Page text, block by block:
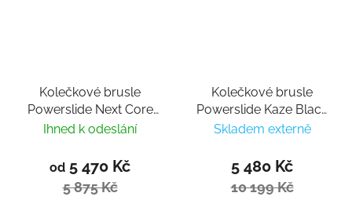
Kolečkové brusle
Powerslide Next Core
Black 80 Trinity 2024
Ihned k odeslání
od 5 470 Kč
5 875 Kč
Kolečkové brusle
Powerslide Kaze Black
90 Trinity
Skladem externě
5 480 Kč
10 199 Kč